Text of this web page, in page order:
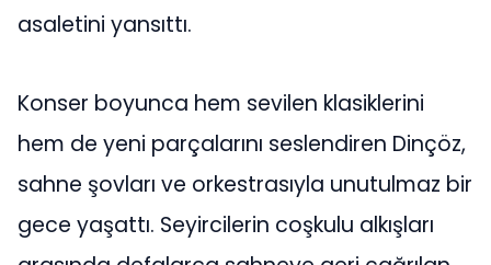
asaletini yansıttı.
Konser boyunca hem sevilen klasiklerini
hem de yeni parçalarını seslendiren Dinçöz,
sahne şovları ve orkestrasıyla unutulmaz bir
gece yaşattı. Seyircilerin coşkulu alkışları